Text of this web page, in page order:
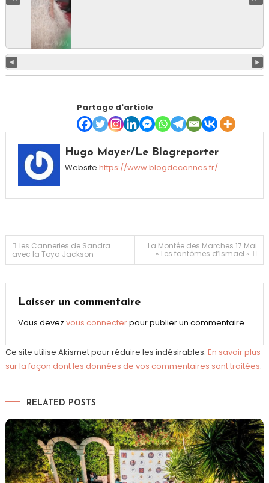
Partage d'article
Hugo Mayer/Le Blogreporter
Website https://www.blogdecannes.fr/
Navigation
l’article
les Canneries de Sandra
avec la Toya Jackson
La Montée des Marches 17 Mai
« Les fantômes d’Ismaël »
Laisser un commentaire
Vous devez vous connecterpour publier un commentaire.
Ce site utilise Akismet pour réduire les indésirables. En savoir plus
sur la façon dont les données de vos commentaires sont traitées.
RELATED POSTS